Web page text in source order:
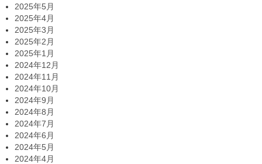
2025年5月
2025年4月
2025年3月
2025年2月
2025年1月
2024年12月
2024年11月
2024年10月
2024年9月
2024年8月
2024年7月
2024年6月
2024年5月
2024年4月